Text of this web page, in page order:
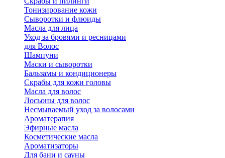
Тонизирование кожи
Сыворотки и флюиды
Масла для лица
Уход за бровями и ресницами
для Волос
Шампуни
Маски и сыворотки
Бальзамы и кондиционеры
Скрабы для кожи головы
Масла для волос
Лосьоны для волос
Несмываемый уход за волосами
Ароматерапия
Эфирные масла
Косметические масла
Ароматизаторы
Для бани и сауны